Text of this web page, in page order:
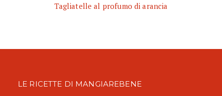
Tagliatelle al profumo di arancia
LE RICETTE DI MANGIAREBENE